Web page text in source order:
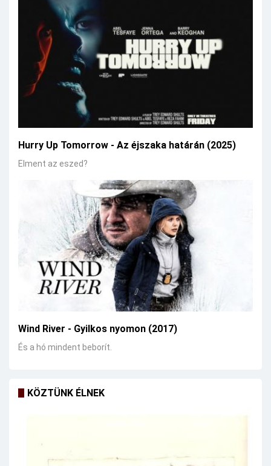
Hurry Up Tomorrow - Az éjszaka határán (2025)
Elment az eszed?
Wind River - Gyilkos nyomon (2017)
És a hó mindent beborít.
KÖZTÜNK ÉLNEK